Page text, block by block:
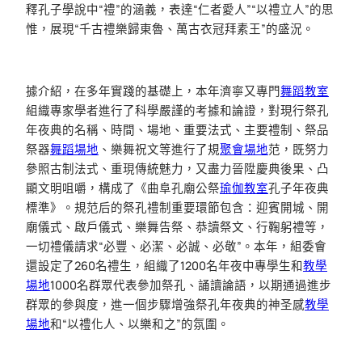
釋孔子學說中“禮”的涵義，表達“仁者愛人”“以禮立人”的思
惟，展現“千古禮樂歸東魯、萬古衣冠拜素王”的盛況。
據介紹，在多年實踐的基礎上，本年濟寧又專門舞蹈教室
組織專家學者進行了科學嚴謹的考據和論證，對現行祭孔
年夜典的名稱、時間、場地、重要法式、主要禮制、祭品
祭器舞蹈場地 、樂舞祝文等進行了規聚會場地范，既努力
參照古制法式、重現傳統魅力，又盡力晉陞慶典後果、凸
顯文明咀嚼，構成了《曲阜孔廟公祭瑜伽教室孔子年夜典
標準》。規范后的祭孔禮制重要環節包含：迎賓開城、開
廟儀式、啟戶儀式、樂舞告祭、恭讀祭文、行鞠躬禮等，
一切禮儀請求“必豐、必潔、必誠、必敬”。本年，組委會
還設定了260名禮生，組織了1200名年夜中專學生和教學
場地1000名群眾代表參加祭孔、誦讀論語，以期通過進步
群眾的參與度，進一個步驟增強祭孔年夜典的神圣感教學
場地和“以禮化人、以樂和之”的氛圍。